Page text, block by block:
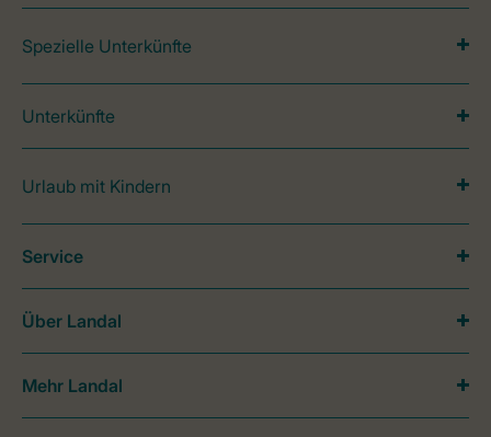
Spezielle Unterkünfte
Unterkünfte
Urlaub mit Kindern
Service
Über Landal
Mehr Landal